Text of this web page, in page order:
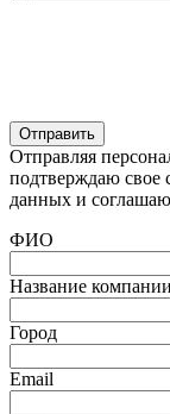
Отправляя
подтверждаю свое
данных и
ФИО
Название компании
Город
Email